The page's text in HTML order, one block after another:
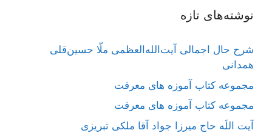
نوشته‌های تازه
شرح حال اجمالی آیت‌الله‌العظمی ملّا حسین‌قلی
همدانی
مجموعه کتاب آموزه های معرفت
مجموعه کتاب آموزه های معرفت
آیت اللَه حاج میرزا جواد آقا ملکی تبریزی